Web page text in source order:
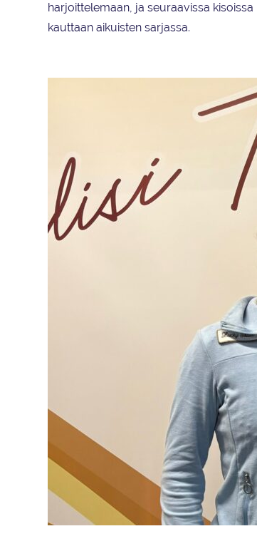
harjoittelemaan, ja seuraavissa
kauttaan aikuisten sarjassa.